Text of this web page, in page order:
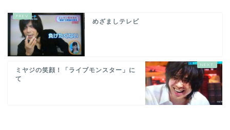
めざましテレビ
ミヤジの笑顔！「ライブモンスター」に
て